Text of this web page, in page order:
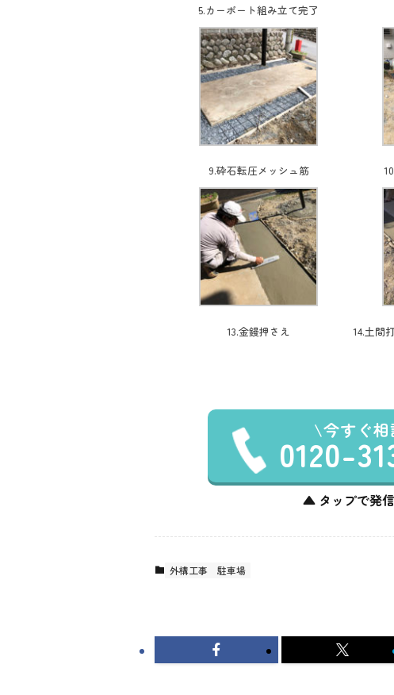
5.カーポート組み立て完了
9.砕石転圧メッシュ筋
13.金鏝押さえ
14.土間
今すぐ相
0120-
▲ タップで発
外構工事 駐車場